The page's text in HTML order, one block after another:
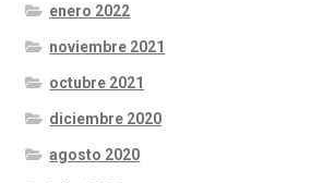
enero 2022
noviembre 2021
octubre 2021
diciembre 2020
agosto 2020